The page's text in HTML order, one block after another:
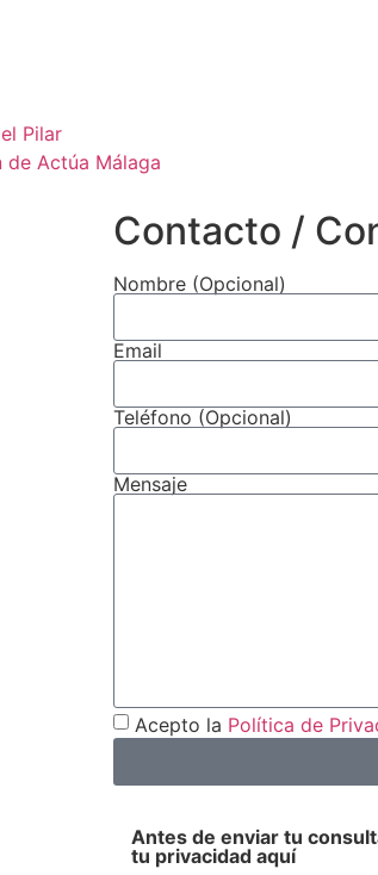
Pilar
de Actúa Málaga
Contacto /
Nombre (Opcional)
Email
Teléfono (Opcional)
Mensaje
Acepto la Política de
Antes de enviar tu
tu privacidad aquí